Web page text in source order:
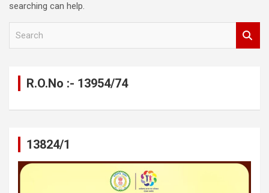
searching can help.
R.O.No :- 13954/74
13824/1